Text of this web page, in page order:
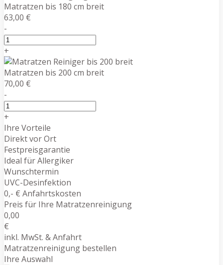
Matratzen bis 180 cm breit
63,00 €
-
+
Matratzen bis 200 cm breit
70,00 €
-
+
Ihre Vorteile
Direkt vor Ort
Festpreisgarantie
Ideal für Allergiker
Wunschtermin
UVC-Desinfektion
0,- € Anfahrtskosten
Preis für Ihre Matratzenreinigung
0,00
€
inkl. MwSt. & Anfahrt
Matratzenreinigung bestellen
Ihre Auswahl